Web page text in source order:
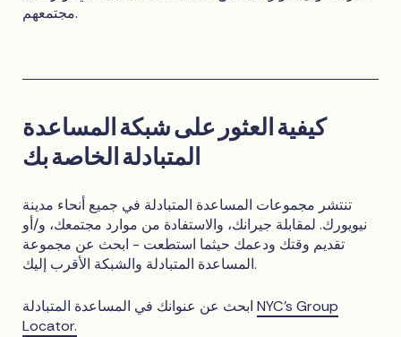
مجتمعهم.
كيفية العثور على شبكة المساعدة
المتبادلة الخاصة بك
تنتشر مجموعات المساعدة المتبادلة في جميع أنحاء مدينة
نيويورك. لمقابلة جيرانك، والاستفادة من موارد مجتمعك، و/أو
تقديم وقتك ودعمك حيثما استطعت - ابحث عن مجموعة
المساعدة المتبادلة والشبكة الأقرب إليك.
ابحث عن عنوانك في المساعدة المتبادلةNYC’s Group
Locator.